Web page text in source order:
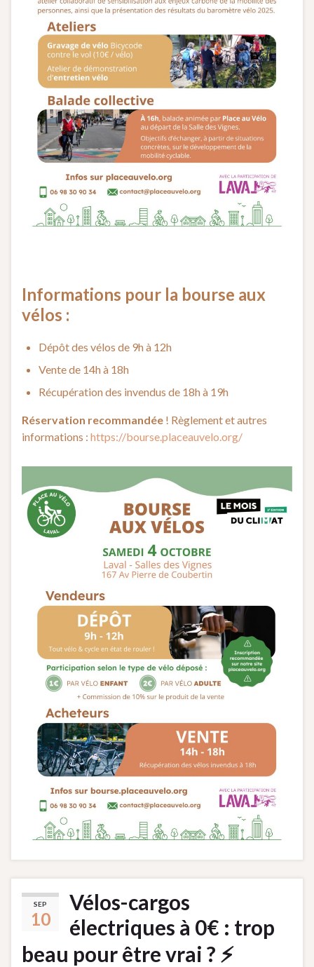
Informations pour la bourse aux
vélos :
Dépôt des vélos de 9h à 12h
Vente de 14h à 18h
Récupération des invendus de 18h à 19h
Réservation recommandée ! Règlement et autres
informations : https://bourse.placeauvelo.org/
SEP
10
Vélos-cargos
électriques à 0€ : trop
beau pour être vrai ? ⚡